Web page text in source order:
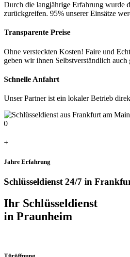
Durch die langjährige Erfahrung wurde
zurückgreifen. 95% unserer Einsätze
Transparente Preise
Ohne versteckten Kosten! Faire und
geben wir ihnen Selbstverständlich
Schnelle Anfahrt
Unser Partner ist ein lokaler Betrieb
0
+
Jahre Erfahrung
Schlüsseldienst 24/7 in
Ihr Schlüsseldienst
in Praunheim